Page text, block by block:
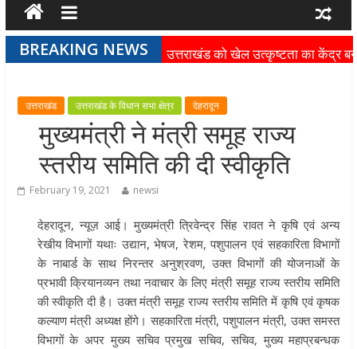
BREAKING NEWS
उत्तराखंड को खेल उत्कृष्टता का केंद्र
स्पोर्ट्स यूनिवर्सिटी परियोजना
खेल प्रतिभाओं को हरसंभव प्रोत्साहन
विश्वस्तरीय सुविधाएँ उपलब्ध कराना
की प्राथमिकता: मुख्यमंत्री धामी
राज्य के खिलाड़ियों ने अंतरराष्ट्रीय मंच
गुणवत्ता से कोई समझौता नहीं, सभी कार्य
समय में पूर्ण हों: मुख्यमंत्री
खेल विजन, नई खेल नीति और लिगेसी
के अनुरूप आधुनिक खेल अवसंरचना
विकसित करने के निर्देश
उत्तराखंड उत्तराखंड के विधान सभा क्षेत्र देहरादून
मुख्यमंत्री ने मंत्री समूह राज्य
स्तरीय समिति की दी स्वीकृति
February 19, 2021 newsi
देहरादून, न्यूज़ आई। मुख्यमंत्री त्रिवेन्द्र सिंह रावत ने कृषि एवं अन्य
रेखीय विभागों यथाः उद्यान, भेषज, रेशम, पशुपालन एवं सहकारिता विभागों
के नाबार्ड के साथ निरन्तर अनुश्रवण, उक्त विभागों की योजनाओं के
प्रभावी क्रियानव्यन तथा नवाचार के लिए मंत्री समूह राज्य स्तरीय समिति
की स्वीकृति दी है। उक्त मंत्री समूह राज्य स्तरीय समिति में कृषि एवं कृषक
कल्याण मंत्री अध्यक्ष होंगे। सहकारिता मंत्री, पशुपालन मंत्री, उक्त समस्त
विभागों के अपर मुख्य सचिव प्रमुख सचिव, सचिव, मुख्य महाप्रबन्धक